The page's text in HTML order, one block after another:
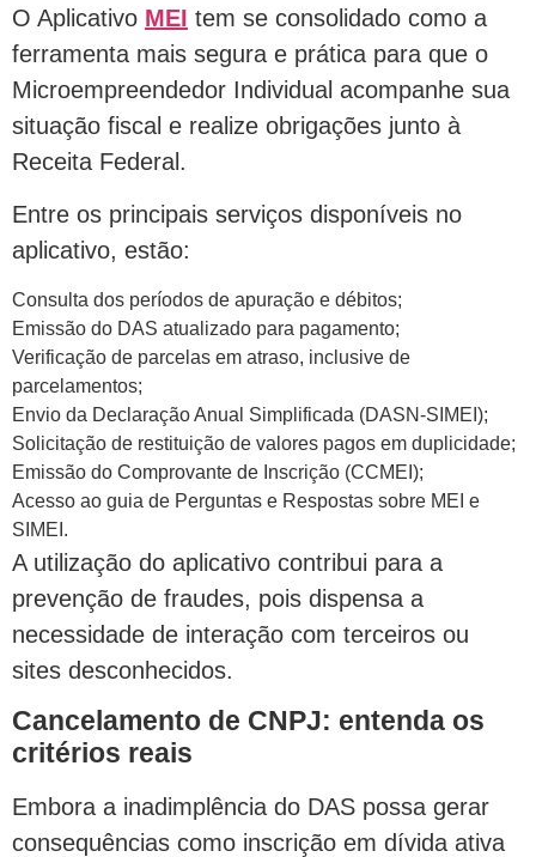
O Aplicativo MEI tem se consolidado como a
ferramenta mais segura e prática para que o
Microempreendedor Individual acompanhe sua
situação fiscal e realize obrigações junto à
Receita Federal.
Entre os principais serviços disponíveis no
aplicativo, estão:
Consulta dos períodos de apuração e débitos;
Emissão do DAS atualizado para pagamento;
Verificação de parcelas em atraso, inclusive de
parcelamentos;
Envio da Declaração Anual Simplificada (DASN-SIMEI);
Solicitação de restituição de valores pagos em duplicidade;
Emissão do Comprovante de Inscrição (CCMEI);
Acesso ao guia de Perguntas e Respostas sobre MEI e
SIMEI.
A utilização do aplicativo contribui para a
prevenção de fraudes, pois dispensa a
necessidade de interação com terceiros ou
sites desconhecidos.
Cancelamento de CNPJ: entenda os
critérios reais
Embora a inadimplência do DAS possa gerar
consequências como inscrição em dívida ativa